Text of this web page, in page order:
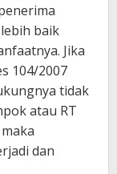
baik
Jika
104/2007
tidak
atau RT
dan